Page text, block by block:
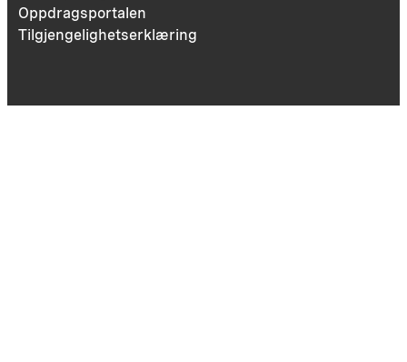
Oppdragsportalen
Tilgjengelighetserklæring